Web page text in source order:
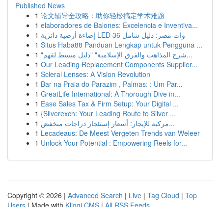
Published News
1 论文辅导全攻略：助你轻松搞定学术难题
1 elaboradores de Balones: Excelencia e Inventiva...
1
إضاءة أرضية دائرية LED 36 وات مصر: دليل شامل
1 Situs Haba88 Panduan Lengkap untuk Pengguna ...
1
"شرح المذاهب والفرق الإسلامية" "دليل مبسط لفهم...
1 Our Leading Replacement Components Supplier...
1 Scleral Lenses: A Vision Revolution
1 Bar na Praia do Parazim , Palmas: : Um Par...
1 GreatLife International: A Thorough Dive in...
1 Ease Sales Tax & Firm Setup: Your Digital ...
1 {Silverexch: Your Leading Route to Silver ...
1
مركبة للإيجار: أسعار إستئجار دراجات منخفض...
1 Lecadeaus: De Meest Vergeten Trends van Weleer
1 Unlock Your Potential : Empowering Reels for...
Copyright © 2026 | Advanced Search | Live | Tag Cloud | Top
Users | Made with Kliqqi CMS | All RSS Feeds